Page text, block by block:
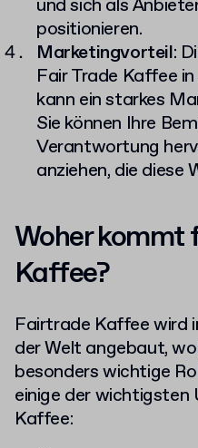
und sich als
positionieren.
Marketingvorteil:
Fair Trade Kaffee
kann ein starkes
Sie können Ihre
Verantwortung
anziehen, die diese
Woher kommt
Kaffee?
Fairtrade Kaffee wird
der Welt angebaut,
besonders wichtige
einige der wichtigsten
Kaffee: